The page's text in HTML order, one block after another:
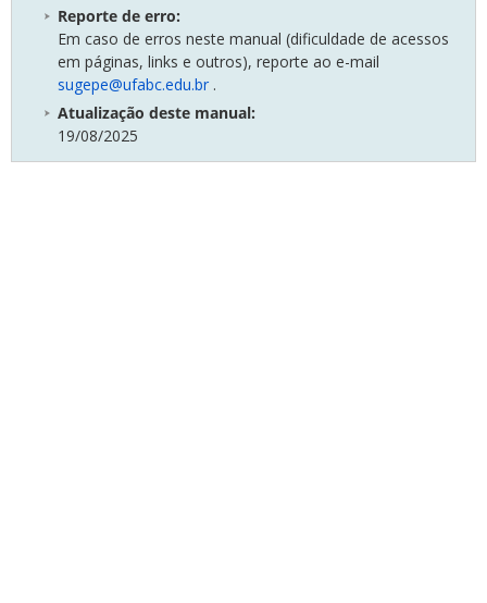
Reporte de erro:
Em caso de erros neste manual (dificuldade de acessos
em páginas, links e outros), reporte ao e-mail
sugepe@ufabc.edu.br .
Atualização deste manual:
19/08/2025